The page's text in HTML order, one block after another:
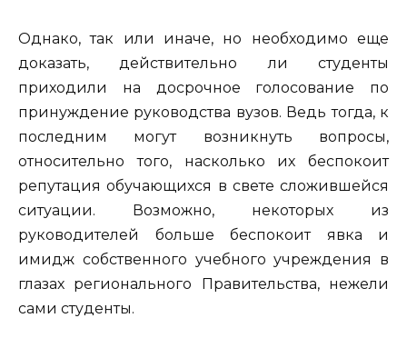
Однако, так или иначе, но необходимо еще
доказать, действительно ли студенты
приходили на досрочное голосование по
принуждение руководства вузов. Ведь тогда, к
последним могут возникнуть вопросы,
относительно того, насколько их беспокоит
репутация обучающихся в свете сложившейся
ситуации. Возможно, некоторых из
руководителей больше беспокоит явка и
имидж собственного учебного учреждения в
глазах регионального Правительства, нежели
сами студенты.